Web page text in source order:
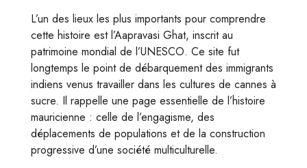
L’un des lieux les plus importants pour comprendre
cette histoire est l’Aapravasi Ghat, inscrit au
patrimoine mondial de l’UNESCO. Ce site fut
longtemps le point de débarquement des immigrants
indiens venus travailler dans les cultures de cannes à
sucre. Il rappelle une page essentielle de l’histoire
mauricienne : celle de l’engagisme, des
déplacements de populations et de la construction
progressive d’une société multiculturelle.